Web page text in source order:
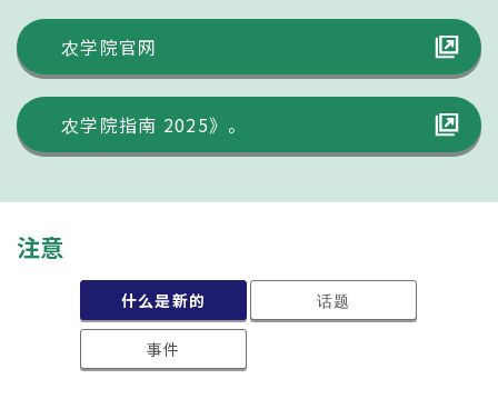
农学院官网
农学院指南 2025》。
注意
什么是新的 话题
事件